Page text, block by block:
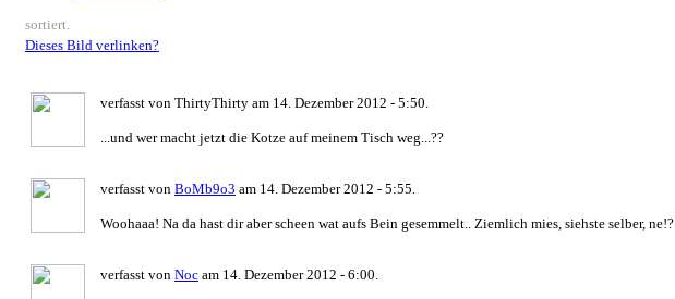
sortiert.
Dieses Bild verlinken?
verfasst von ThirtyThirty am 14. Dezember 2012 - 5:50.
...und wer macht jetzt die Kotze auf meinem Tisch weg...??
verfasst von BoMb9o3 am 14. Dezember 2012 - 5:55.
Woohaaa! Na da hast dir aber scheen wat aufs Bein gesemmelt.. Ziemlich mies, siehste selber, ne!?
verfasst von Noc am 14. Dezember 2012 - 6:00.